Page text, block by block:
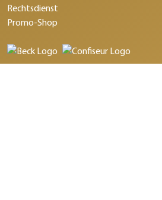
Rechtsdienst
Promo-Shop